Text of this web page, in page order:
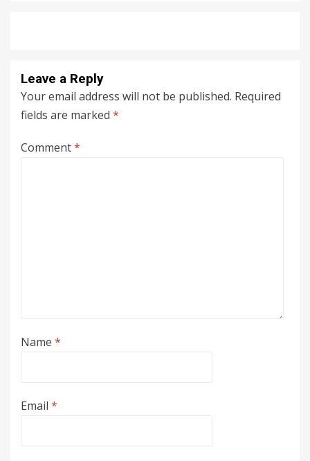
Leave a Reply
Your email address will not be published. Required
fields are marked *
Comment*
Name *
Email *